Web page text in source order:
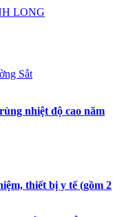
LONG
Sắt
nhiệt độ cao năm
thiết bị y tế (gồm 2